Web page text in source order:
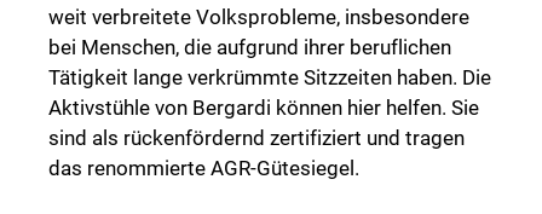
weit verbreitete Volksprobleme, insbesondere
bei Menschen, die aufgrund ihrer beruflichen
Tätigkeit lange verkrümmte Sitzzeiten haben. Die
Aktivstühle von Bergardi können hier helfen. Sie
sind als rückenfördernd zertifiziert und tragen
das renommierte AGR-Gütesiegel.